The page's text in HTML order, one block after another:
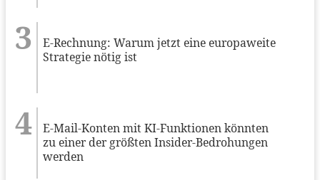
E-Rechnung: Warum jetzt eine europaweite
Strategie nötig ist
E-Mail-Konten mit KI-Funktionen könnten
zu einer der größten Insider-Bedrohungen
werden